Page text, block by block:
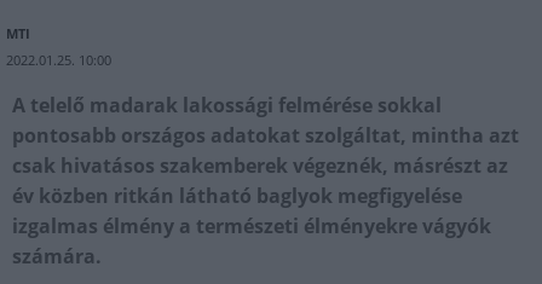
MTI
2022.01.25. 10:00
A telelő madarak lakossági felmérése sokkal
pontosabb országos adatokat szolgáltat, mintha azt
csak hivatásos szakemberek végeznék, másrészt az
év közben ritkán látható baglyok megfigyelése
izgalmas élmény a természeti élményekre vágyók
számára.